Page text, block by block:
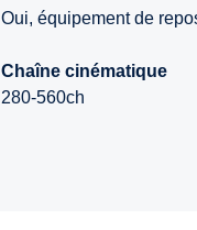
Oui, équipement de
Chaîne cinématique
280-560ch